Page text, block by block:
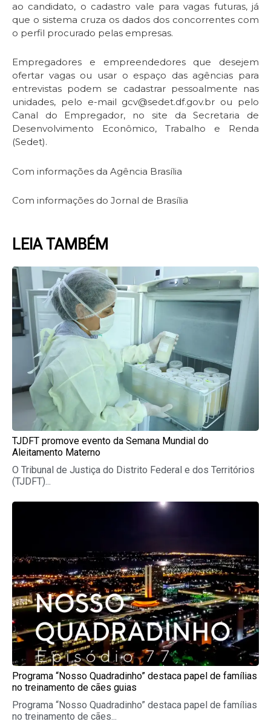
ao candidato, o cadastro vale para vagas futuras, já
que o sistema cruza os dados dos concorrentes com
o perfil procurado pelas empresas.
Empregadores e empreendedores que desejem
ofertar vagas ou usar o espaço das agências para
entrevistas podem se cadastrar pessoalmente nas
unidades, pelo e-mail gcv@sedet.df.gov.br ou pelo
Canal do Empregador, no site da Secretaria de
Desenvolvimento Econômico, Trabalho e Renda
(Sedet).
Com informações da Agência Brasília
Com informações do Jornal de Brasília
LEIA TAMBÉM
TJDFT promove evento da Semana Mundial do
Aleitamento Materno
O Tribunal de Justiça do Distrito Federal e dos Territórios
(TJDFT)...
Programa “Nosso Quadradinho” destaca papel de famílias
no treinamento de cães guias
Programa “Nosso Quadradinho” destaca papel de famílias
no treinamento de cães...
Page Page